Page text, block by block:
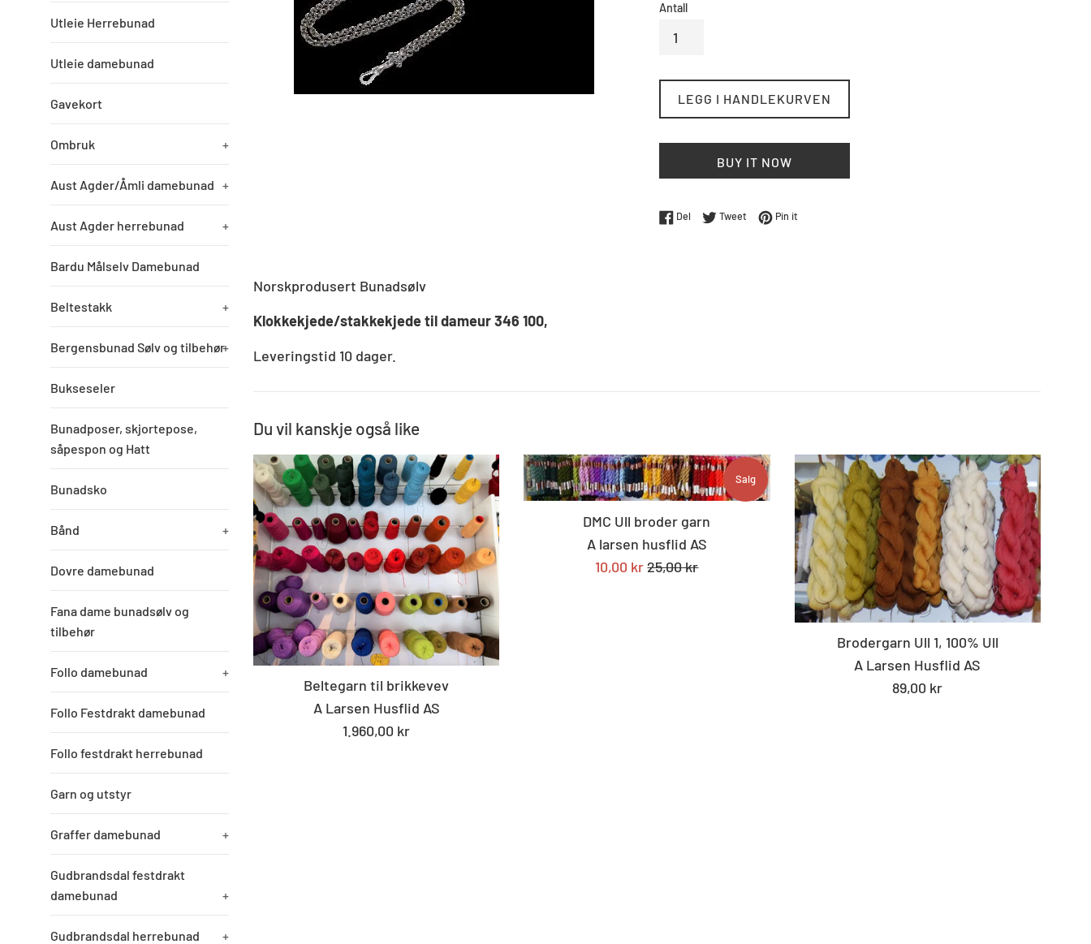
Utleie Herrebunad
Utleie damebunad
Gavekort
Ombruk +
Aust Agder/Åmli damebunad +
Aust Agder herrebunad +
Bardu Målselv Damebunad
Beltestakk +
Bergensbunad Sølv og tilbehør+
Bukseseler
Bunadposer, skjortepose,
såpespon og Hatt
Bunadsko
Bånd +
Dovre damebunad
Fana dame bunadsølv og
tilbehør
Follo damebunad +
Follo Festdrakt damebunad
Follo festdrakt herrebunad
Garn og utstyr
Graffer damebunad +
Gudbrandsdal festdrakt
damebunad
+
Gudbrandsdal herrebunad +
Antall
LEGG I HANDLEKURVEN
BUY IT NOW
Del Del på Facebook
Tweet Tweet på Twitter
Pin it
Norskprodusert Bunadsølv
Klokkekjede/stakkekjede til dameur 346 100,
Leveringstid 10 dager.
Du vil kanskje også like
Beltegarn til brikkevev
A Larsen Husflid AS
Standard
1.960,00 kr
DMC Ull broder garn
A larsen husflid AS
Tilbudspris
10,00 krStandard
25,00 kr
Salg
Brodergarn Ull 1, 100% Ull
A Larsen Husflid AS
Standard
89,00 kr